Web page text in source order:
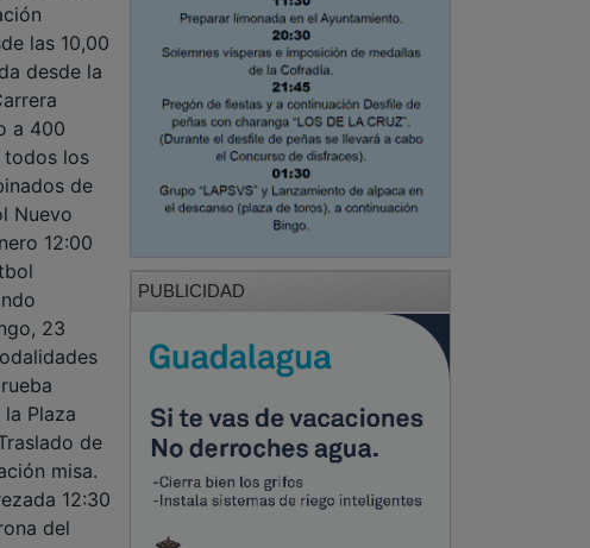
las 10,00
desde la
a 400
todos los
de
Nuevo
12:00
23
Plaza
de
misa.
12:30
del
PUBLICIDAD